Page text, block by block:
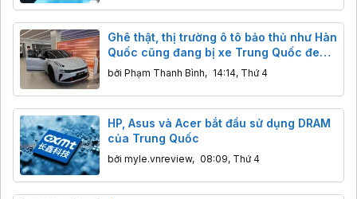
Ghê thật, thị trường ô tô bảo thủ như Hàn
Quốc cũng đang bị xe Trung Quốc đe
dọa
bởi Phạm Thanh Bình, 14:14, Thứ 4
HP, Asus và Acer bắt đầu sử dụng DRAM
của Trung Quốc
bởi myle.vnreview, 08:09, Thứ 4